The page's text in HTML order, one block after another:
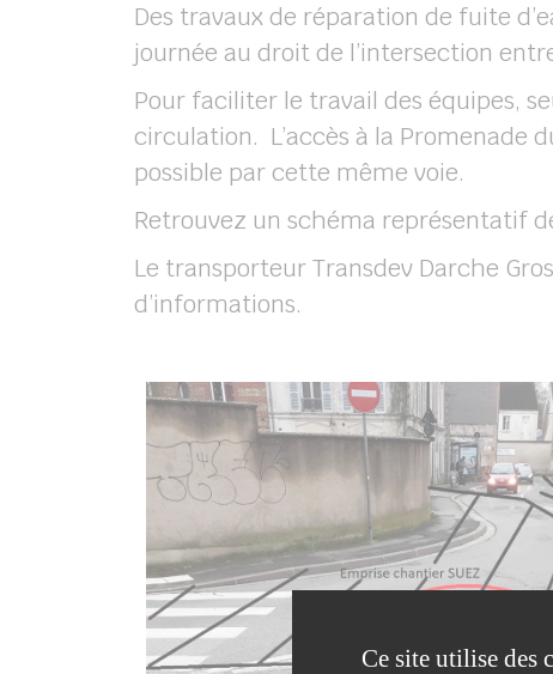
Des travaux de réparation de fuite
journée au droit de l’intersection
Pour faciliter le travail des équipes,
circulation. L’accès à la Promenade
possible par cette même voie.
Retrouvez un schéma représentatif
Le transporteur Transdev Darche
d’informations.
Ce site utilise des